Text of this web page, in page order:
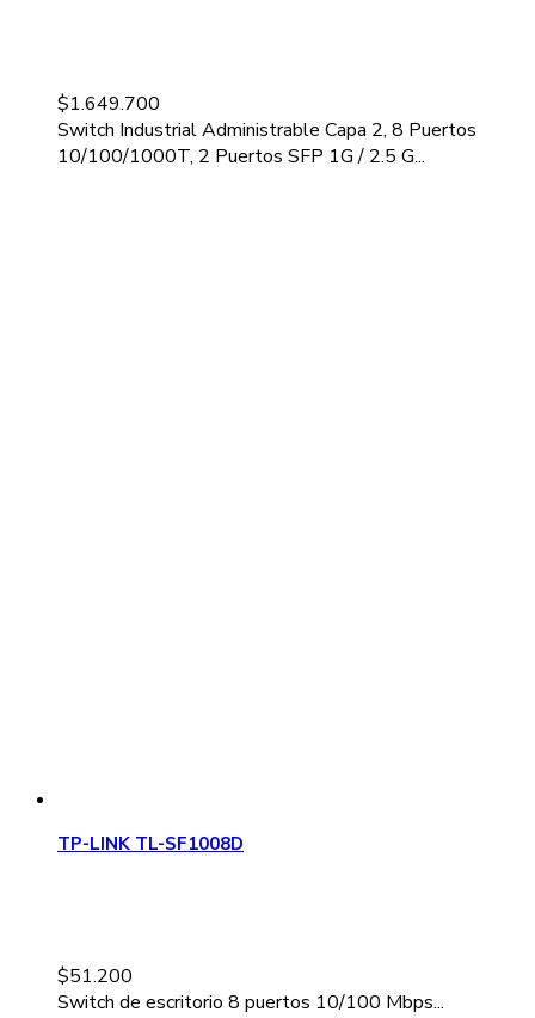
$1.649.700
Switch Industrial Administrable Capa 2, 8 Puertos
10/100/1000T, 2 Puertos SFP 1G / 2.5 G...
TP-LINK TL-SF1008D
$51.200
Switch de escritorio 8 puertos 10/100 Mbps...